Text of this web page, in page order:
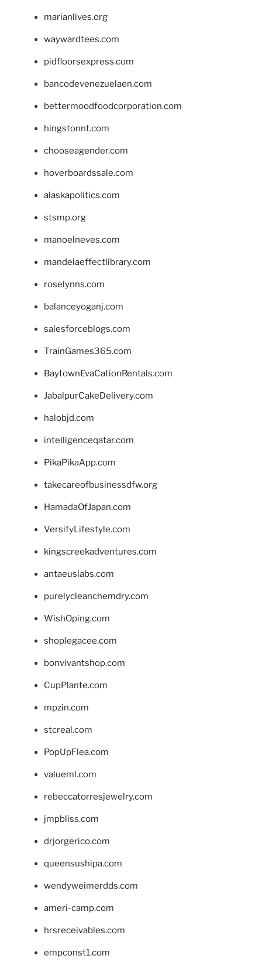
marianlives.org
waywardtees.com
pidfloorsexpress.com
bancodevenezuelaen.com
bettermoodfoodcorporation.com
hingstonnt.com
chooseagender.com
hoverboardssale.com
alaskapolitics.com
stsmp.org
manoelneves.com
mandelaeffectlibrary.com
roselynns.com
balanceyoganj.com
salesforceblogs.com
TrainGames365.com
BaytownEvaCationRentals.com
JabalpurCakeDelivery.com
halobjd.com
intelligenceqatar.com
PikaPikaApp.com
takecareofbusinessdfw.org
HamadaOfJapan.com
VersifyLifestyle.com
kingscreekadventures.com
antaeuslabs.com
purelycleanchemdry.com
WishOping.com
shoplegacee.com
bonvivantshop.com
CupPlante.com
mpzin.com
stcreal.com
PopUpFlea.com
valueml.com
rebeccatorresjewelry.com
jmpbliss.com
drjorgerico.com
queensushipa.com
wendyweimerdds.com
ameri-camp.com
hrsreceivables.com
empconst1.com